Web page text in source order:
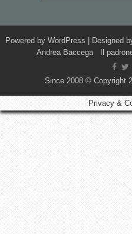
Powered by WordPress | Designed
Andrea Baccega Il
Since 2008 © Copyright
Privacy &